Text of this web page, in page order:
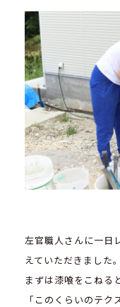
左官職人さんに一日
えていただきました。
まずは漆喰をこねる
「このくらいのテク